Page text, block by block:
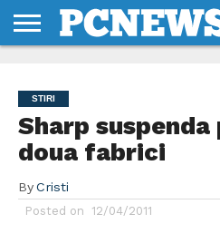
NOI
SI
CONDITII
STIRI
Sharp
doua fabrici
By Cristi
Posted on 12/04/2011